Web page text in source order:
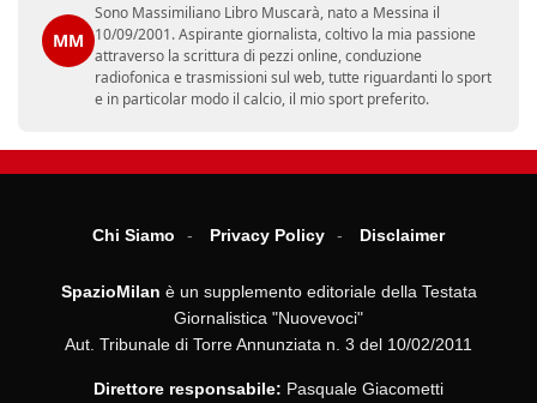
MM
Sono Massimiliano Libro Muscarà, nato a Messina il
10/09/2001. Aspirante giornalista, coltivo la mia passione
attraverso la scrittura di pezzi online, conduzione
radiofonica e trasmissioni sul web, tutte riguardanti lo sport
e in particolar modo il calcio, il mio sport preferito.
Chi Siamo Privacy Policy Disclaimer
SpazioMilan è un supplemento editoriale della Testata
Giornalistica "Nuovevoci"
Aut. Tribunale di Torre Annunziata n. 3 del 10/02/2011
Direttore responsabile: Pasquale Giacometti